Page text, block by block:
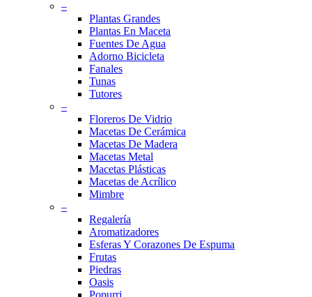
–
Plantas Grandes
Plantas En Maceta
Fuentes De Agua
Adorno Bicicleta
Fanales
Tunas
Tutores
–
Floreros De Vidrio
Macetas De Cerámica
Macetas De Madera
Macetas Metal
Macetas Plásticas
Macetas de Acrílico
Mimbre
–
Regalería
Aromatizadores
Esferas Y Corazones De Espuma
Frutas
Piedras
Oasis